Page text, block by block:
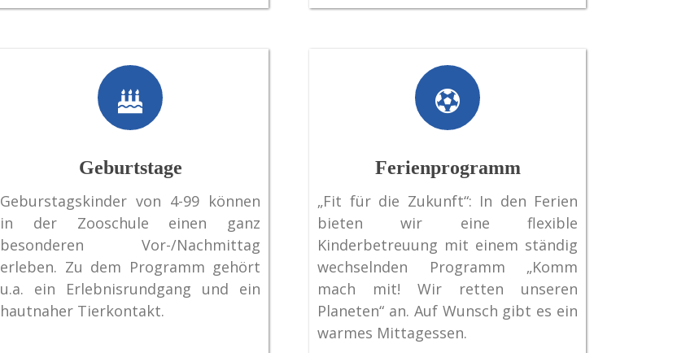
Geburtstage
Geburstagskinder von 4-99 können
in der Zooschule einen ganz
besonderen Vor-/Nachmittag
erleben. Zu dem Programm gehört
u.a. ein Erlebnisrundgang und ein
hautnaher Tierkontakt.
Ferienprogramm
„Fit für die Zukunft“: In den Ferien
bieten wir eine flexible
Kinderbetreuung mit einem ständig
wechselnden Programm „Komm
mach mit! Wir retten unseren
Planeten“ an. Auf Wunsch gibt es ein
warmes Mittagessen.